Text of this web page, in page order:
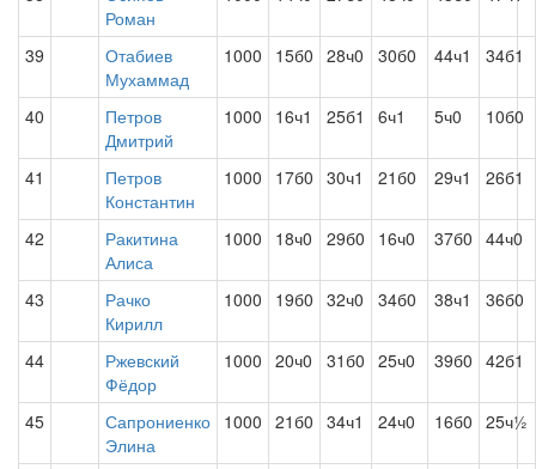
Роман
39
Отабиев
Мухаммад
1000 15б0 28ч0 30б0 44ч1 34б1
40
Петров
Дмитрий
1000 16ч1 25б1 6ч1 5ч0 10б0
41
Петров
Константин
1000 17б0 30ч1 21б0 29ч1 26б1
42
Ракитина
Алиса
1000 18ч0 29б0 16ч0 37б0 44ч0
43
Рачко
Кирилл
1000 19б0 32ч0 34б0 38ч1 36б0
44
Ржевский
Фёдор
1000 20ч0 31б0 25ч0 39б0 42б1
45
Сапрониенко
Элина
1000 21б0 34ч1 24ч0 16б0 25ч½